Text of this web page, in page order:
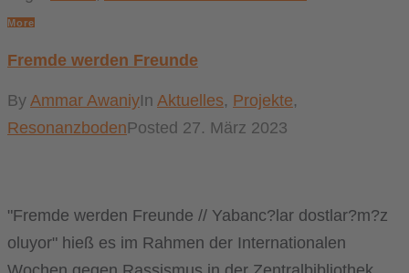
More
Fremde werden Freunde
By Ammar AwaniyIn Aktuelles, Projekte,
ResonanzbodenPosted 27. März 2023
"Fremde werden Freunde // Yabanc?lar dostlar?m?z
oluyor" hieß es im Rahmen der Internationalen